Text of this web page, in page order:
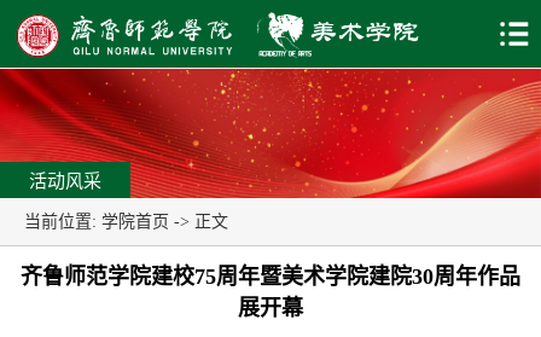
活动风采
当前位置: 学院首页 -> 正文
齐鲁师范学院建校75周年暨美术学院建院30周年作品
展开幕